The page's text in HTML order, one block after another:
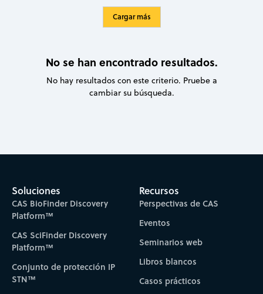
Cargar más
No se han encontrado resultados.
No hay resultados con este criterio. Pruebe a
cambiar su búsqueda.
Soluciones
CAS BioFinder Discovery
Platform™
CAS SciFinder Discovery
Platform™
Conjunto de protección IP
STN™
Recursos
Perspectivas de CAS
Eventos
Seminarios web
Libros blancos
Casos prácticos